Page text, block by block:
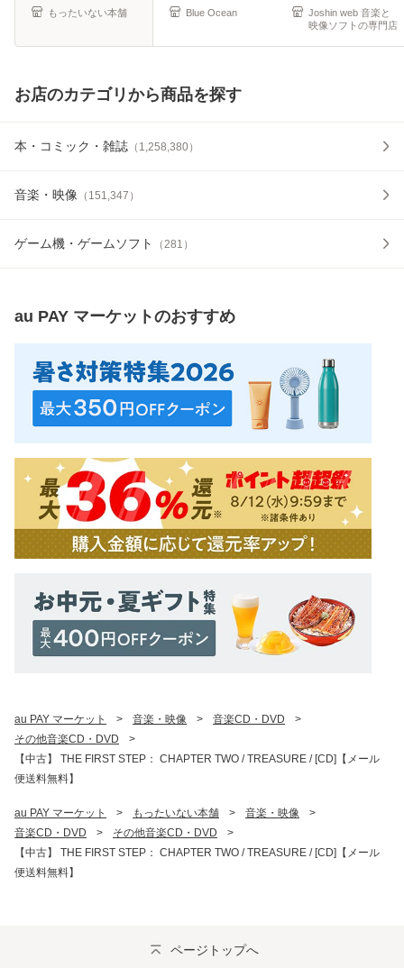
もったいない本舗 Blue Ocean
Joshin web 音楽と
映像ソフトの専門店
お店のカテゴリから商品を探す
本・コミック・雑誌 （ 1,258,380）
音楽・映像 （ 151,347 ）
ゲーム機・ゲームソフト （281 ）
au PAY マーケットのおすすめ
au PAY マーケット > 音楽・映像 > 音楽CD・DVD
>
その他音楽CD・DVD
>
【中古】 THE FIRST STEP： CHAPTER TWO / TREASURE / [CD]【メール
便送料無料】
au PAY マーケット > もったいない本舗 > 音楽・映像
>
音楽CD・DVD
> その他音楽CD・DVD
>
【中古】 THE FIRST STEP： CHAPTER TWO / TREASURE / [CD]【メール
便送料無料】
ページトップへ